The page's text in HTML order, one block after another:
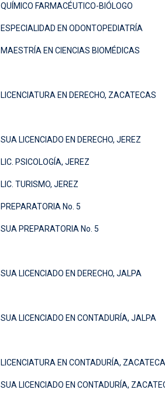
QUÍMICO FARMACÉUTICO-BIÓLOGO
ESPECIALIDAD EN ODONTOPEDIATRÍA
MAESTRÍA EN CIENCIAS BIOMÉDICAS
LICENCIATURA EN DERECHO, ZACATECAS
SUA LICENCIADO EN DERECHO, JEREZ
LIC. PSICOLOGÍA, JEREZ
LIC. TURISMO, JEREZ
PREPARATORIA No. 5
SUA PREPARATORIA No. 5
SUA LICENCIADO EN DERECHO, JALPA
SUA LICENCIADO EN CONTADURÍA, JALPA
LICENCIATURA EN CONTADURÍA,
SUA LICENCIADO EN CONTADURÍA,